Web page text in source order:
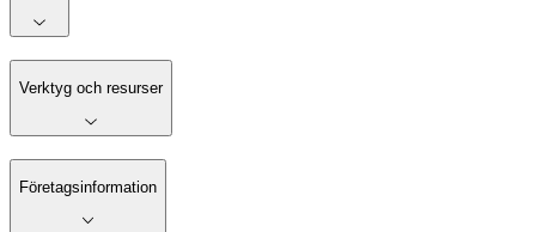
Verktyg och resurser
Företagsinformation